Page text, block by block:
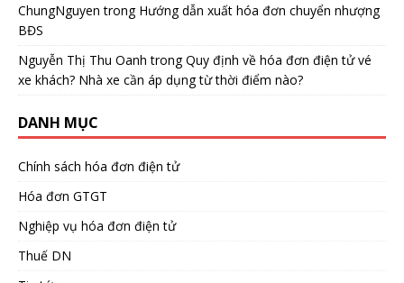
ChungNguyen trong Hướng dẫn xuất hóa đơn chuyển nhượng
BĐS
Nguyễn Thị Thu Oanh trongQuy định về hóa đơn điện tử vé
xe khách? Nhà xe cần áp dụng từ thời điểm nào?
DANH MỤC
Chính sách hóa đơn điện tử
Hóa đơn GTGT
Nghiệp vụ hóa đơn điện tử
Thuế DN